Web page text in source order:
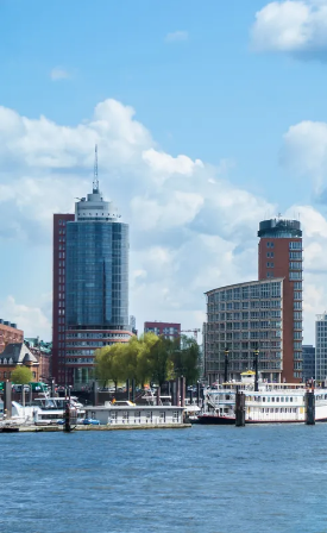
Unvergleichlich lecker
Mit dem Klick auf „geht klar”
personalisierte Werbung und passende
Cookies” werden lediglich technisch
Anpassen Geht klar
Datenschutzerklärung
Cookierichtlinie
Impressum
« zurück
Ihre Cookie-Präferenzen verwalten
Wählen Sie, welche Cookies Sie auf
Die Cookierichtlinie finden Siehier.
Notwendig